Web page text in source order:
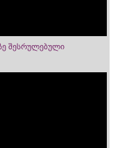
შესრულებული